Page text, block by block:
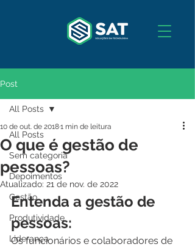
Post
All Posts
Sem categoria
Depoimentos
Gestão
Produtividade
Liderança
All Posts
O que é gestão de
pessoas?
10 de out. de 20181 min de leitura
Atualizado: 21 de nov. de 2022
Entenda a gestão de
pessoas:
Os funcionários e colaboradores de